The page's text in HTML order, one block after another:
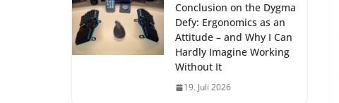
Conclusion on the Dygma
Defy: Ergonomics as an
Attitude – and Why I Can
Hardly Imagine Working
Without It
19. Juli 2026